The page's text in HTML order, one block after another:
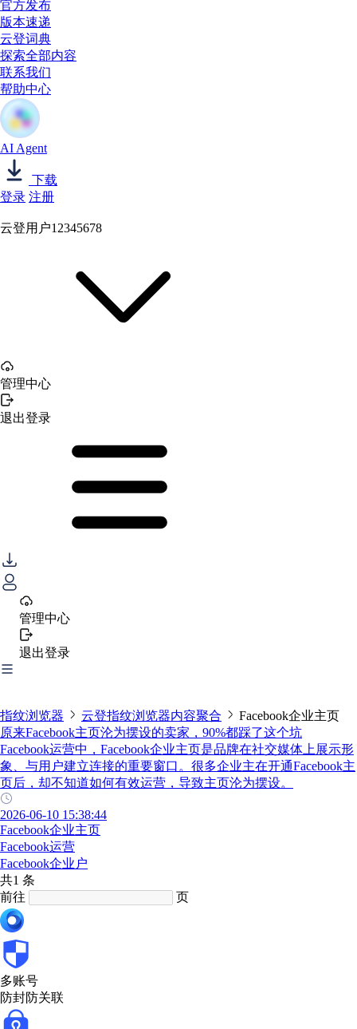
官方发布
版本速递
云登词典
探索全部内容
联系我们
帮助中心
AI Agent
下载
登录 注册
云登用户12345678
管理中心
退出登录
管理中心
退出登录
指纹浏览器 云登指纹浏览器内容聚合
Facebook企业主页
原来Facebook主页沦为摆设的卖家，90%都踩了这个坑
Facebook运营中，Facebook企业主页是品牌在社交媒体上展示形
象、与用户建立连接的重要窗口。很多企业主在开通Facebook主
页后，却不知道如何有效运营，导致主页沦为摆设。
2026-06-10 15:38:44
Facebook企业主页
Facebook运营
Facebook企业户
共1 条
前往
页
多账号
防封防关联